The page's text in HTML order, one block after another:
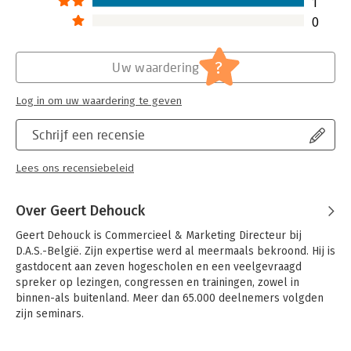
0
Schrijf een recensie
Lees ons recensiebeleid
Uw waardering ?
Log in om uw waardering te geven
Over Geert Dehouck
Geert Dehouck is Commercieel & Marketing Directeur bij
D.A.S.-België. Zijn expertise werd al meermaals bekroond. Hij is
gastdocent aan zeven hogescholen en een veelgevraagd
spreker op lezingen, congressen en trainingen, zowel in
binnen-als buitenland. Meer dan 65.000 deelnemers volgden
zijn seminars.